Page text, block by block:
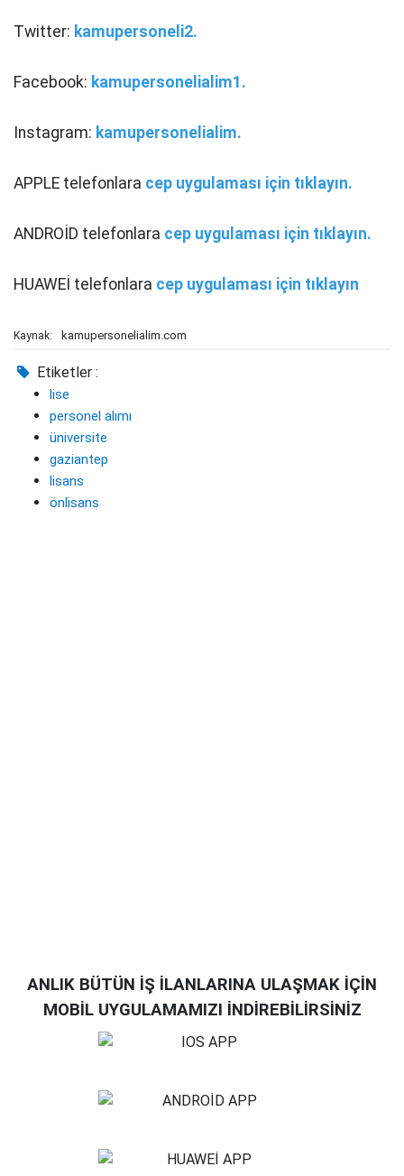
Twitter: kamupersoneli2.
Facebook: kamupersonelialim1.
Instagram: kamupersonelialim.
APPLE telefonlara cep uygulaması için tıklayın.
ANDROİD telefonlara cep uygulaması için tıklayın.
HUAWEİ telefonlara cep uygulaması için tıklayın
Kaynak: kamupersonelialim.com
Etiketler :
lise
personel alımı
üniversite
gaziantep
lisans
önlisans
ANLIK BÜTÜN İŞ İLANLARINA ULAŞMAK İÇİN
MOBİL UYGULAMAMIZI İNDİREBİLİRSİNİZ